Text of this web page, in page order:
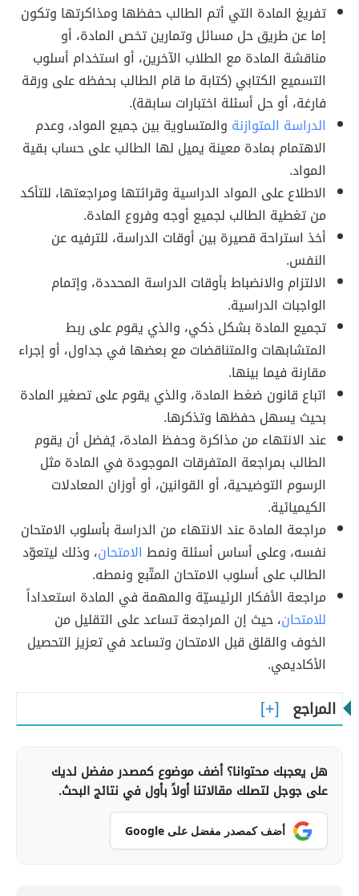
تفريغ المادة التي أتم الطالب حفظها ومذاكرتها وتكون
إما عن طريق حل مسائل وتمارين تخص المادة، أو
مناقشة المادة مع الطلاب الآخرين، أو استخدام أسلوب
التسميع الكتابي (كتابة ما قام الطالب بحفظه على ورقة
فارغة، أو حل أسئلة اختبارات سابقة).
الدراسة المتوازنة والمتساوية بين جميع المواد، وعدم
الاهتمام بمادة معينة يميل لها الطالب على حساب بقية
المواد.
الاطلاع على المواد الدراسية وقرائتها ومراجعتها، للتأكد
من تغطية الطالب لجميع أوجه وفروع المادة.
أخذ استراحة قصيرة بين أوقات الدراسة، للترفيه عن
النفس.
الالتزام والانضباط بأوقات الدراسة المحددة، وإتمام
الواجبات الدراسية.
تجميع المادة بشكل ذكي، والذي يقوم على ربط
المتشابهات والمتناقضات مع بعضها في جداول، أو إجراء
مقارنة فيما بينها.
اتباع قانون ضغط المادة، والذي يقوم على تصغير المادة
بحيث يسهل حفظها وتذكرها.
عند الانتهاء من مذاكرة وحفظ المادة، يُفضل أن يقوم
الطالب بمراجعة المتفرقات الموجودة في المادة مثل
الرسوم التوضيحية، أو القوانين، أو أوزان المعادلات
الكيميائية.
مراجعة المادة عند الانتهاء من الدراسة بأسلوب الامتحان
نفسه، وعلى أساس أسئلة ونمط الامتحان، وذلك ليتعوّد
الطالب على أسلوب الامتحان المتّبع ونمطه.
مراجعة الأفكار الرئيسيّة والمهمة في المادة استعداداً
للامتحان، حيث إن المراجعة تساعد على التقليل من
الخوف والقلق قبل الامتحان وتساعد في تعزيز التحصيل
الأكاديمي.
المراجع
هل يعجبك محتوانا؟ أضف موضوع كمصدر مفضل لديك
على جوجل لتصلك مقالاتنا أولاً بأول في نتائج البحث.
أضف كمصدر مفضل على Google